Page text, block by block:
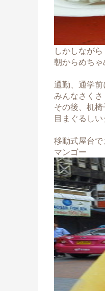
しかしながら
朝からめち
通勤、通学
みんなさく
その後、机
目まぐるし
移動式屋台
マンゴー